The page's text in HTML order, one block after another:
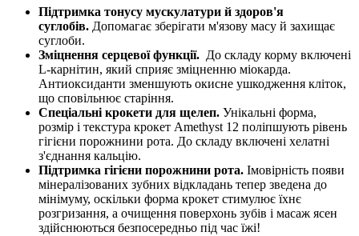
Підтримка тонусу мускулатури й здоров'я
суглобів. Допомагає зберігати м'язову масу й захищає
суглоби.
Зміцнення серцевої функції. До складу корму включені
L-карнітин, який сприяє зміцненню міокарда.
Антиоксиданти зменшують окисне ушкодження кліток,
що сповільнює старіння.
Спеціальні крокети для щелеп. Унікальні форма,
розмір і текстура крокет Amethyst 12 поліпшують рівень
гігієни порожнини рота. До складу включені хелатні
з'єднання кальцію.
Підтримка гігієни порожнини рота. Імовірність появи
мінералізованих зубних відкладань тепер зведена до
мінімуму, оскільки форма крокет стимулює їхнє
розгризання, а очищення поверхонь зубів і масаж ясен
здійснюються безпосередньо під час їжі!